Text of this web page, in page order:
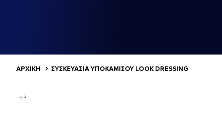
ΑΡΧΙΚΗ ΣΥΣΚΕΥΑΣΊΑ ΥΠΟΚΑΜΊΣΟΥ LOOK DRESSING
m²